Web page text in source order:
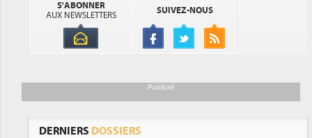
S'ABONNER
AUX NEWSLETTERS
SUIVEZ-NOUS
Publicité
DERNIERS DOSSIERS